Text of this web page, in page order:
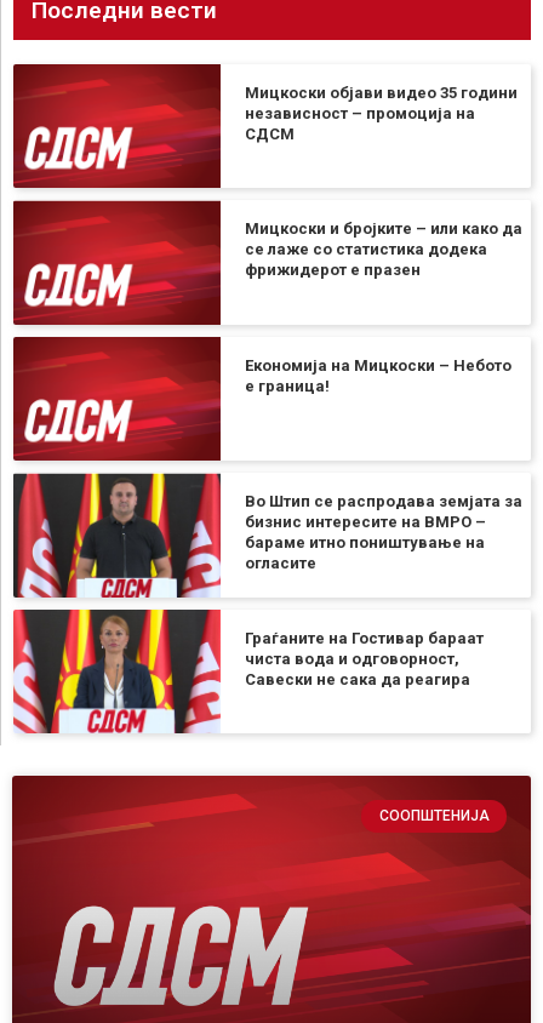
Последни вести
Мицкоски објави видео 35 години
независност – промоција на
СДСМ
Мицкоски и бројките – или како да
се лаже со статистика додека
фрижидерот е празен
Економија на Мицкоски – Небото
е граница!
Во Штип се распродава земјата за
бизнис интересите на ВМРО –
бараме итно поништување на
огласите
Граѓаните на Гостивар бараат
чиста вода и одговорност,
Савески не сака да реагира
СООПШТЕНИЈА